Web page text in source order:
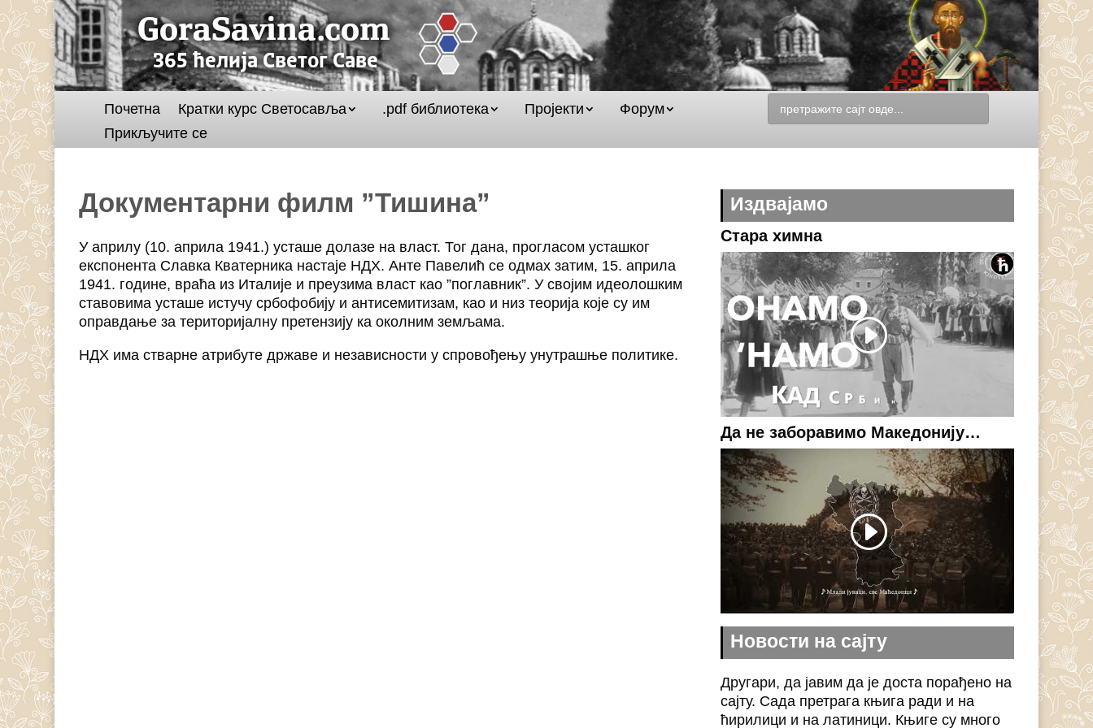
Почетна Кратки курс Светосавља .pdf библиотека Пројекти
Форум
Прикључите се
Документарни филм ”Тишина”
У априлу (10. априла 1941.) усташе долазе на власт. Тог дана, прогласом усташког
експонента Славка Кватерника настаје НДХ. Анте Павелић се одмах затим, 15. априла
1941. године, враћа из Италије и преузима власт као ”поглавник”. У својим идеолошким
ставовима усташе истучу србофобију и антисемитизам, као и низ теорија које су им
оправдање за територијалну претензију ка околним земљама.
НДХ има стварне атрибуте државе и независности у спровођењу унутрашње политике.
Издвајамо
Стара химна
Да не заборавимо Македонију…
Новости на сајту
Другари, да јавим да је доста порађено на
сајту. Сада претрага књига ради и на
ћирилици и на латиници. Књиге су много